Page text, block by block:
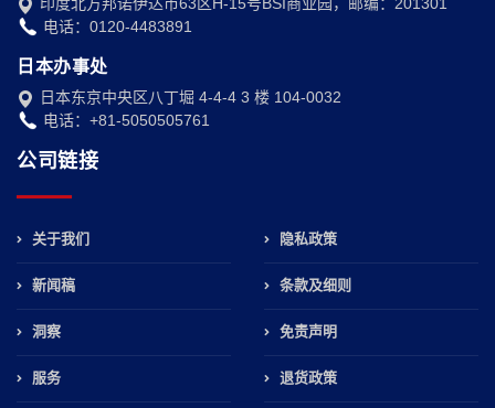
电话：0120-4483891
日本办事处
日本东京中央区八丁堀 4-4-4 3 楼 104-0032
电话：+81-5050505761
公司链接
关于我们
新闻稿
洞察
服务
隐私政策
条款及细则
免责声明
退货政策